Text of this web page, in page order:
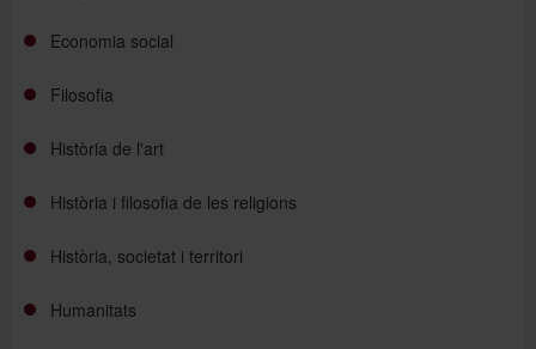
Economia social
Filosofia
Història de l'art
Història i filosofia de les religions
Història, societat i territori
Humanitats